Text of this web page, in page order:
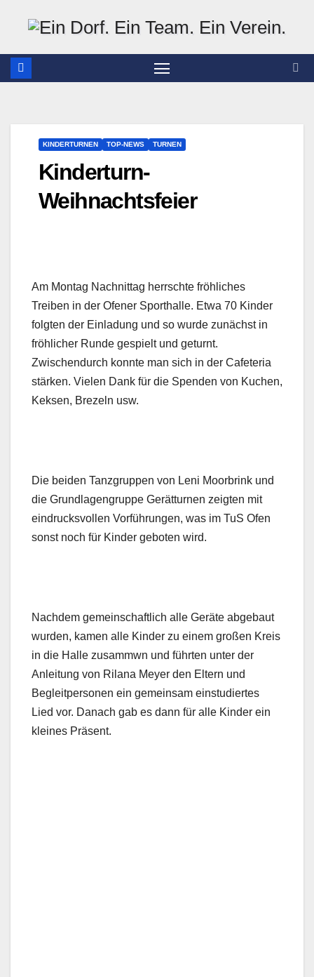
springen
KINDERTURNEN TOP-NEWS TURNEN
Kinderturn-
Weihnachtsfeier
Am Montag Nachnittag herrschte fröhliches
Treiben in der Ofener Sporthalle. Etwa 70 Kinder
folgten der Einladung und so wurde zunächst in
fröhlicher Runde gespielt und geturnt.
Zwischendurch konnte man sich in der Cafeteria
stärken. Vielen Dank für die Spenden von Kuchen,
Keksen, Brezeln usw.
Die beiden Tanzgruppen von Leni Moorbrink und
die Grundlagengruppe Gerätturnen zeigten mit
eindrucksvollen Vorführungen, was im TuS Ofen
sonst noch für Kinder geboten wird.
Nachdem gemeinschaftlich alle Geräte abgebaut
wurden, kamen alle Kinder zu einem großen Kreis
in die Halle zusammwn und führten unter der
Anleitung von Rilana Meyer den Eltern und
Begleitpersonen ein gemeinsam einstudiertes
Lied vor. Danach gab es dann für alle Kinder ein
kleines Präsent.